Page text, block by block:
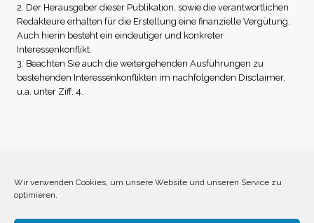
Wir verwenden Cookies, um unsere Website und unseren Service zu
optimieren.
2. Der Herausgeber dieser Publikation, sowie die verantwortlichen
Redakteure erhalten für die Erstellung eine finanzielle Vergütung.
Auch hierin besteht ein eindeutiger und konkreter
Interessenkonflikt.
3. Beachten Sie auch die weitergehenden Ausführungen zu
bestehenden Interessenkonflikten im nachfolgenden Disclaimer,
u.a. unter Ziff. 4.
Impressum Datenschutz
Disclaimer